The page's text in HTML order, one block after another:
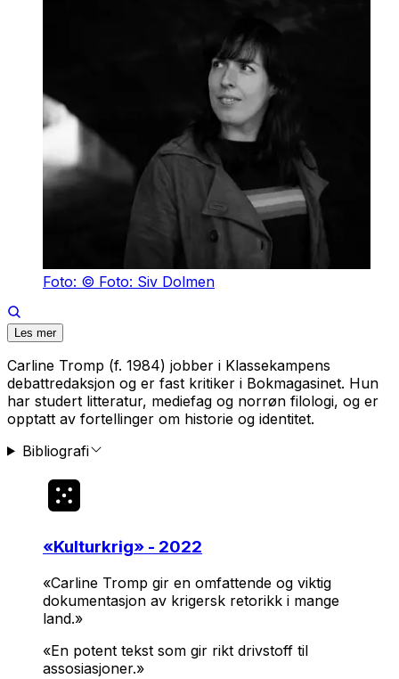
Foto: © Foto: Siv Dolmen
Les mer
Carline Tromp (f. 1984) jobber i Klassekampens
debattredaksjon og er fast kritiker i Bokmagasinet. Hun
har studert litteratur, mediefag og norrøn filologi, og er
opptatt av fortellinger om historie og identitet.
Bibliografi
«Kulturkrig» - 2022
«Carline Tromp gir en omfattende og viktig
dokumentasjon av krigersk retorikk i mange
land.»
«En potent tekst som gir rikt drivstoff til
assosiasjoner.»